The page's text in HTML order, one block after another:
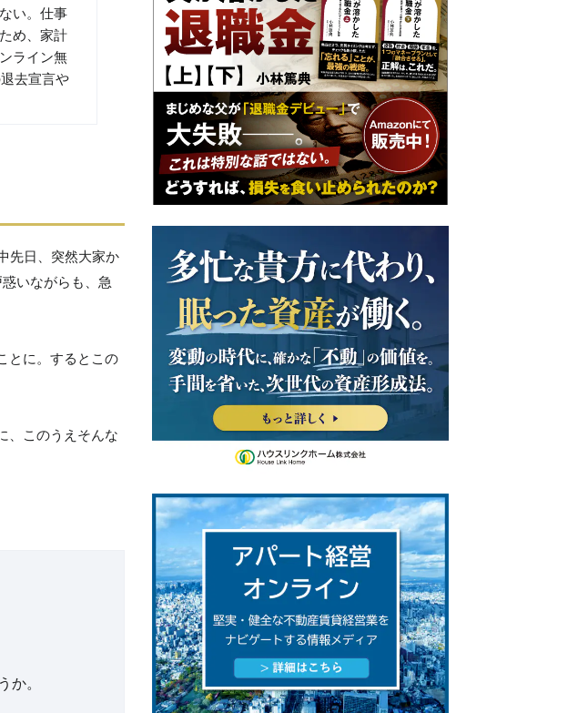
い。仕事
め、家計
ライン無
去宣言や
先日、突然大家か
いながらも、急
とに。するとこの
、このうえそんな
か。